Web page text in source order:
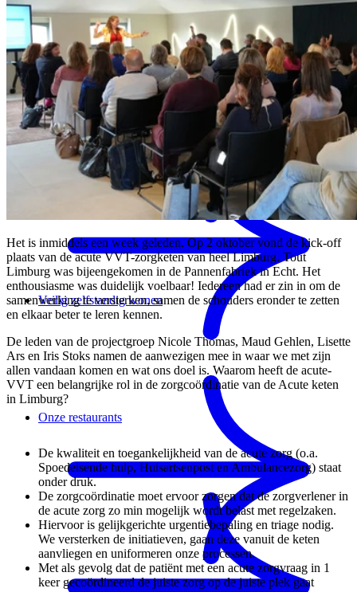
Veilig zelfstandig wonen
Mantelzorgondersteuning
Onze restaurants
Het is inmiddels een week geleden. Op 2 oktober vond de kick-off
plaats van de acute VVT-zorgketen van heel Limburg. Tout
Limburg was bijeengekomen in de Pannenfabriek in Echt. Het
enthousiasme was duidelijk voelbaar! Iedereen had er zin in om de
samenwerking te versterken, samen de schouders eronder te zetten
en elkaar beter te leren kennen.
De leden van de projectgroep Nicole Thomas, Maud Gehlen, Lisette
Ars en Iris Stoks namen de aanwezigen mee in waar we met zijn
allen vandaan komen en wat ons doel is. Waarom heeft de acute-
VVT een belangrijke rol in de zorgcoördinatie van de Acute keten
in Limburg?
De kwaliteit en toegankelijkheid van de acute zorg (o.a.
Spoedeisende hulp, Huisartsenpost en Ambulancezorg) staat
onder druk.
De zorgcoördinatie moet ervoor zorgen dat de zorgverlener in
de acute zorg zo min mogelijk wordt belast met regelzaken.
Hiervoor is gelijkgerichte urgentiebepaling en triage nodig.
We versterken de initiatieven, gaan deze vanuit de keten
aanvliegen en uniformeren onze processen.
Met als gevolg dat de patiënt met een acute zorgvraag in 1
keer gecoördineerd de juiste zorg op de juiste plek gaat